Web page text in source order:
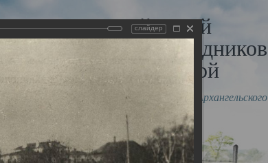
Виртуальный музей
и исповедников
Земли Архангельской
по благословлению митрополита Архангельского
и Холмогорского Даниила
слайдер